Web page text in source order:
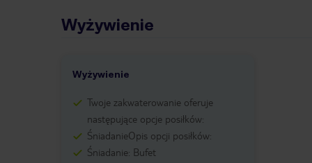
Wyżywienie
Wyżywienie
Twoje zakwaterowanie oferuje
następujące opcje posiłków:
ŚniadanieOpis opcji posiłków:
Śniadanie: Bufet